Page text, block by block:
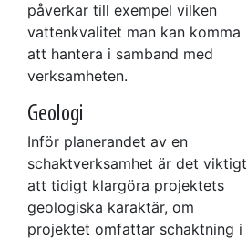
påverkar till exempel vilken
vattenkvalitet man kan komma
att hantera i samband med
verksamheten.
Geologi
Inför planerandet av en
schaktverksamhet är det viktigt
att tidigt klargöra projektets
geologiska karaktär, om
projektet omfattar schaktning i